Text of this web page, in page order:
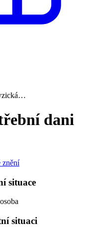
dani
znění
situace
situaci